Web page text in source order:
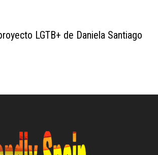
LGTB+ de Daniela Santiago